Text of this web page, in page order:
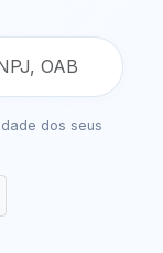
dos seus